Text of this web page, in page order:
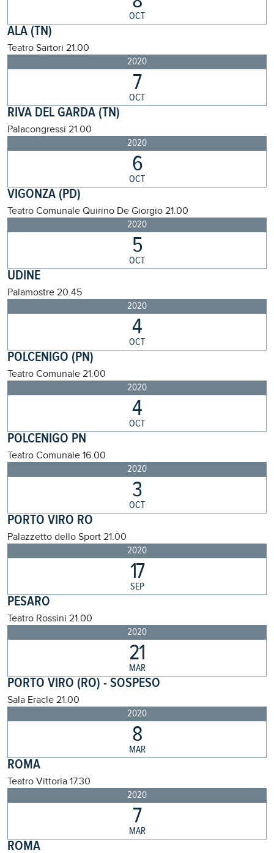
OCT
ALA (TN)
Teatro Sartori 21.00
2020
7
OCT
RIVA DEL GARDA (TN)
Palacongressi 21.00
2020
6
OCT
VIGONZA (PD)
Teatro Comunale Quirino De Giorgio 21.00
2020
5
OCT
UDINE
Palamostre 20.45
2020
4
OCT
POLCENIGO (PN)
Teatro Comunale 21.00
2020
4
OCT
POLCENIGO PN
Teatro Comunale 16.00
2020
3
OCT
PORTO VIRO RO
Palazzetto dello Sport 21.00
2020
17
SEP
PESARO
Teatro Rossini 21.00
2020
21
MAR
PORTO VIRO (RO) - SOSPESO
Sala Eracle 21.00
2020
8
MAR
ROMA
Teatro Vittoria 17.30
2020
7
MAR
ROMA